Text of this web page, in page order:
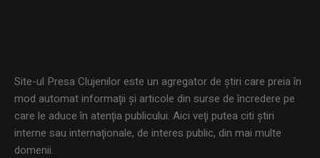
Site-ul Presa Clujenilor este un agregator de ştiri care preia în
mod automat informaţii şi articole din surse de încredere pe
care le aduce în atenţia publicului. Aici veţi putea citi ştiri
interne sau internaţionale, de interes public, din mai multe
domenii.